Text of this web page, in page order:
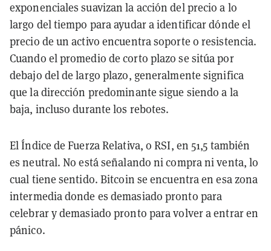
exponenciales suavizan la acción del precio a lo
largo del tiempo para ayudar a identificar dónde el
precio de un activo encuentra soporte o resistencia.
Cuando el promedio de corto plazo se sitúa por
debajo del de largo plazo, generalmente significa
que la dirección predominante sigue siendo a la
baja, incluso durante los rebotes.
El Índice de Fuerza Relativa, o RSI, en 51,5 también
es neutral. No está señalando ni compra ni venta, lo
cual tiene sentido. Bitcoin se encuentra en esa zona
intermedia donde es demasiado pronto para
celebrar y demasiado pronto para volver a entrar en
pánico.